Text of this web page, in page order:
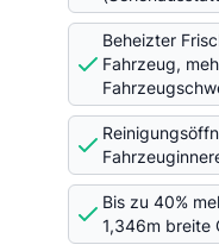
Beheizter
Fahrzeug,
Bis zu 40%
1,346m breite